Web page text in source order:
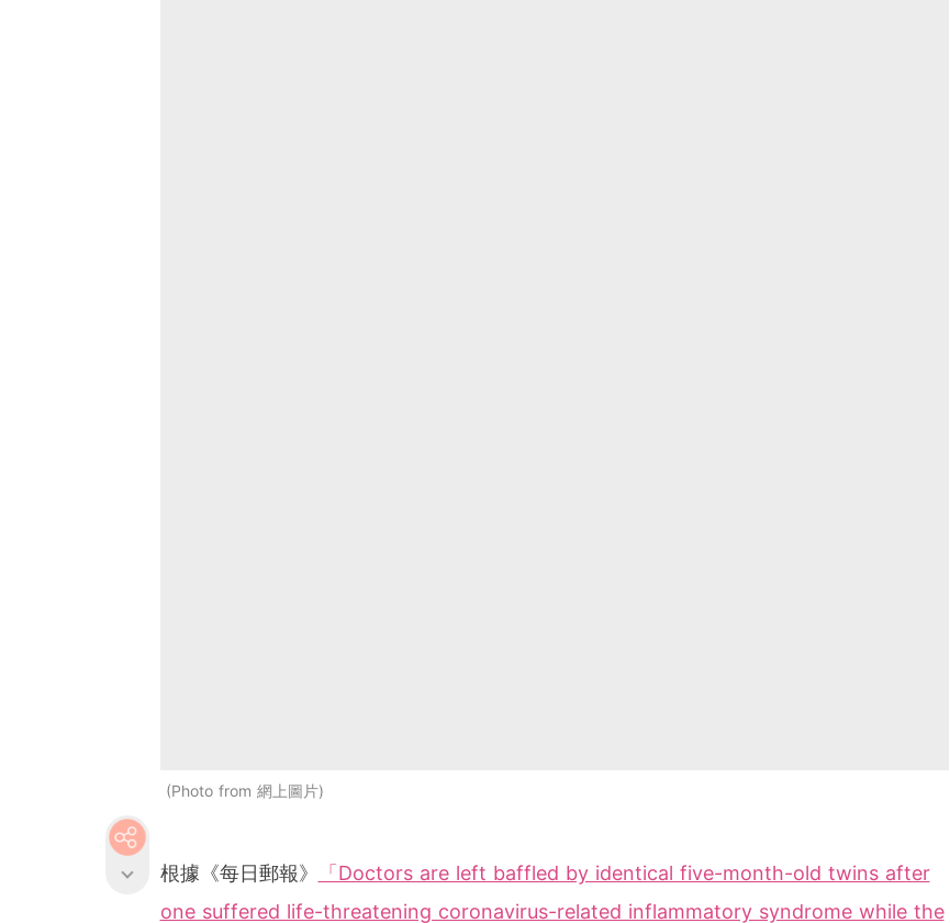
Photo from 網上圖片
根據《每日郵報》
「Doctors are left baffled by identical five-month-old twins after
one suffered life-threatening coronavirus-related inflammatory syndrome while the